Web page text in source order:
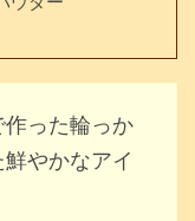
作った輪っか
やかなアイ